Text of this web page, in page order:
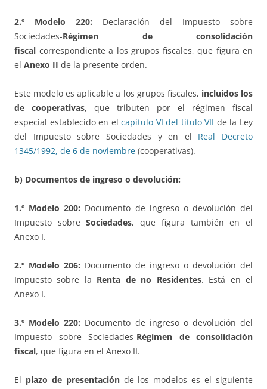
2.º Modelo 220: Declaración del Impuesto sobre
Sociedades-Régimen de consolidación
fiscal correspondiente a los grupos fiscales, que figura en
el Anexo II de la presente orden.
Este modelo es aplicable a los grupos fiscales, incluidos los
de cooperativas, que tributen por el régimen fiscal
especial establecido en elcapítulo VI del título VII de la Ley
del Impuesto sobre Sociedades y en el Real Decreto
1345/1992, de 6 de noviembre (cooperativas).
b) Documentos de ingreso o devolución:
1.º Modelo 200: Documento de ingreso o devolución del
Impuesto sobreSociedades, que figura también en el
Anexo I.
2.º Modelo 206: Documento de ingreso o devolución del
Impuesto sobre la Renta de no Residentes. Está en el
Anexo I.
3.º Modelo 220: Documento de ingreso o devolución del
Impuesto sobre Sociedades-Régimen de consolidación
fiscal, que figura en el Anexo II.
El plazo de presentaciónde los modelos es el siguiente